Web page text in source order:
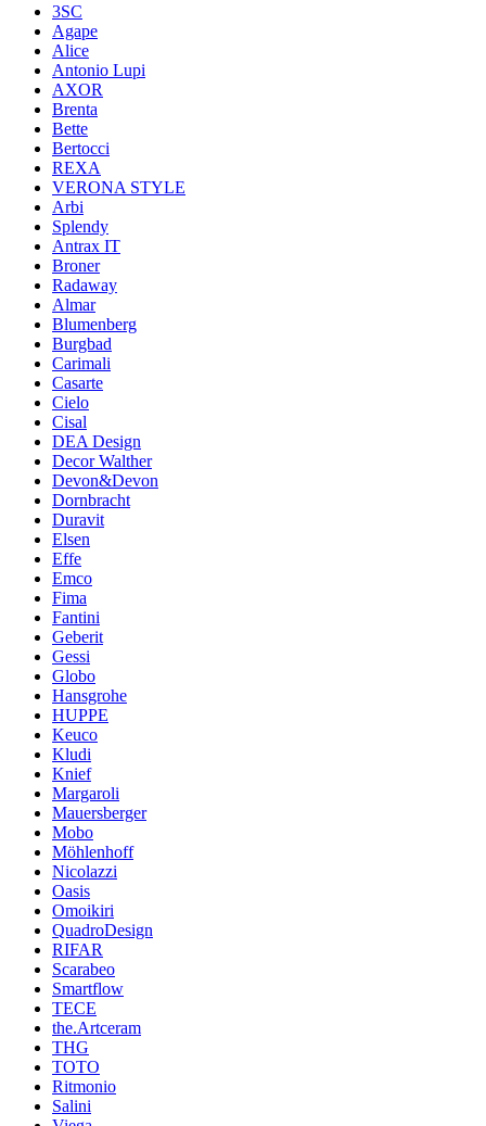
3SC
Agape
Alice
Antonio Lupi
AXOR
Brenta
Bette
Bertocci
REXA
VERONA STYLE
Arbi
Splendy
Antrax IT
Broner
Radaway
Almar
Blumenberg
Burgbad
Carimali
Casarte
Cielo
Cisal
DEA Design
Decor Walther
Devon&Devon
Dornbracht
Duravit
Elsen
Effe
Emco
Fima
Fantini
Geberit
Gessi
Globo
Hansgrohe
HUPPE
Keuco
Kludi
Knief
Margaroli
Mauersberger
Mobo
Möhlenhoff
Nicolazzi
Oasis
Omoikiri
QuadroDesign
RIFAR
Scarabeo
Smartflow
TECE
the.Artceram
THG
TOTO
Ritmonio
Salini